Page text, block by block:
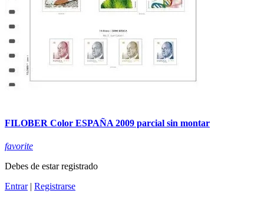
FILOBER Color ESPAÑA 2009 parcial sin montar
favorite
Debes de estar registrado
Entrar| Registrarse